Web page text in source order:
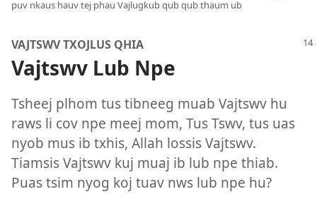
puv nkaus hauv tej phau Vajlugkub qub qub thaum ub
VAJTSWV TXOJLUS QHIA
Vajtswv Lub Npe
Tsheej plhom tus tibneeg muab Vajtswv hu
raws li cov npe meej mom, Tus Tswv, tus uas
nyob mus ib txhis, Allah lossis Vajtswv.
Tiamsis Vajtswv kuj muaj ib lub npe thiab.
Puas tsim nyog koj tuav nws lub npe hu?